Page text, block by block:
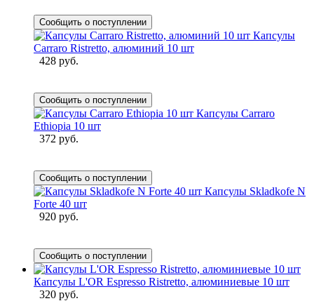
Сообщить о поступлении
Капсулы
Carraro Ristretto, алюминий 10 шт
428 руб.
Сообщить о поступлении
Капсулы Carraro
Ethiopia 10 шт
372 руб.
Сообщить о поступлении
Капсулы Skladkofe N
Forte 40 шт
920 руб.
Сообщить о поступлении
Капсулы L'OR Espresso Ristretto, алюминиевые 10 шт
320 руб.